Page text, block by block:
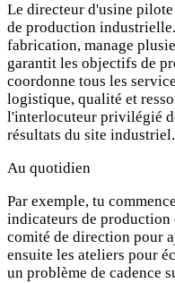
Le directeur d'usine
de production
fabrication, manage
garantit les objectifs de
coordonne tous les
logistique, qualité et
l'interlocuteur privilégié
résultats du site industriel.
Au quotidien
Par exemple, tu
indicateurs de
comité de direction pour
ensuite les ateliers pour
un problème de cadence